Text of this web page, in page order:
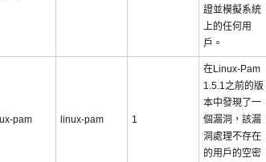
證並模擬系統
上的任何用
戶。
pam linux-pam 1
在Linux-Pam
1.5.1之前的版
本中發現了一
個漏洞，該漏
洞處理不存在
的用戶的空密